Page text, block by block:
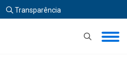
Transparência